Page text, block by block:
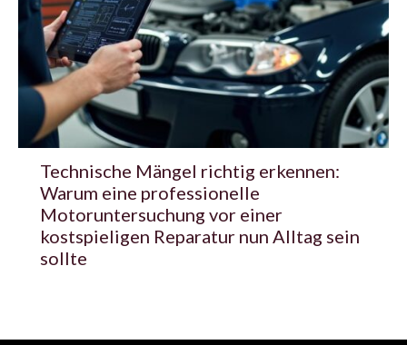
Technische Mängel richtig erkennen:
Warum eine professionelle
Motoruntersuchung vor einer
kostspieligen Reparatur nun Alltag sein
sollte